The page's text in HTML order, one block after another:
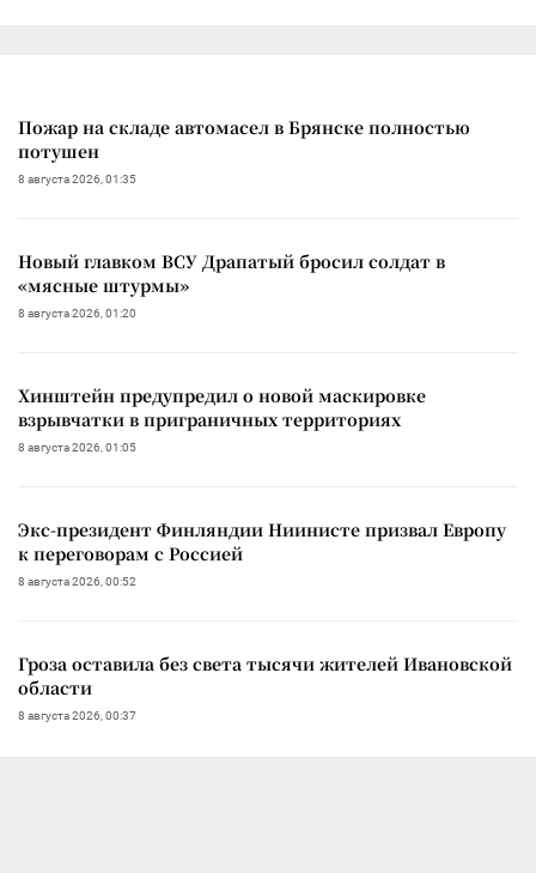
Пожар на складе автомасел в Брянске полностью
потушен
8 августа 2026, 01:35
Новый главком ВСУ Драпатый бросил солдат в
«мясные штурмы»
8 августа 2026, 01:20
Хинштейн предупредил о новой маскировке
взрывчатки в приграничных территориях
8 августа 2026, 01:05
Экс-президент Финляндии Ниинисте призвал Европу
к переговорам с Россией
8 августа 2026, 00:52
Гроза оставила без света тысячи жителей Ивановской
области
8 августа 2026, 00:37